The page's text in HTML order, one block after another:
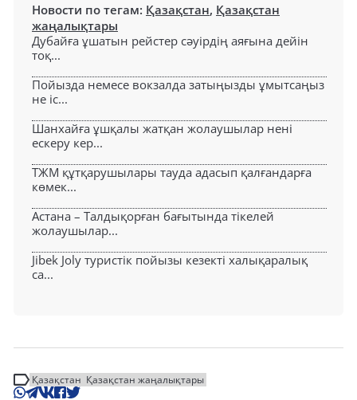
Новости по тегам: Қазақстан, Қазақстан
жаңалықтары
Дубайға ұшатын рейстер сәуірдің аяғына дейін
тоқ...
Пойызда немесе вокзалда затыңызды ұмытсаңыз
не іс...
Шанхайға ұшқалы жатқан жолаушылар нені
ескеру кер...
ТЖМ құтқарушылары тауда адасып қалғандарға
көмек...
Астана – Талдықорған бағытында тікелей
жолаушылар...
Jibek Joly туристік пойызы кезекті халықаралық
са...
Қазақстан Қазақстан жаңалықтары